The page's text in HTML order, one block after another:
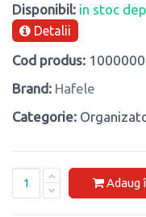
Disponibil: in stoc
Detalii
Cod produs:
Brand: Hafele
Categorie:
Adaug